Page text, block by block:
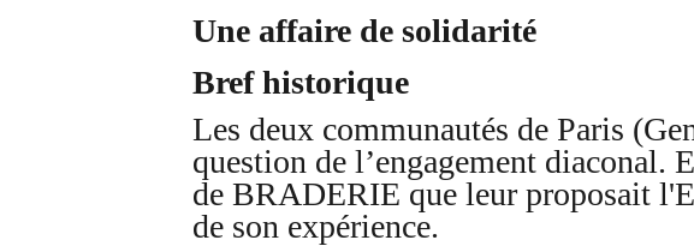
Une affaire de solidarité
Bref historique
Les deux communautés de Paris
question de l’engagement diaconal.
de BRADERIE que leur proposait
de son expérience.